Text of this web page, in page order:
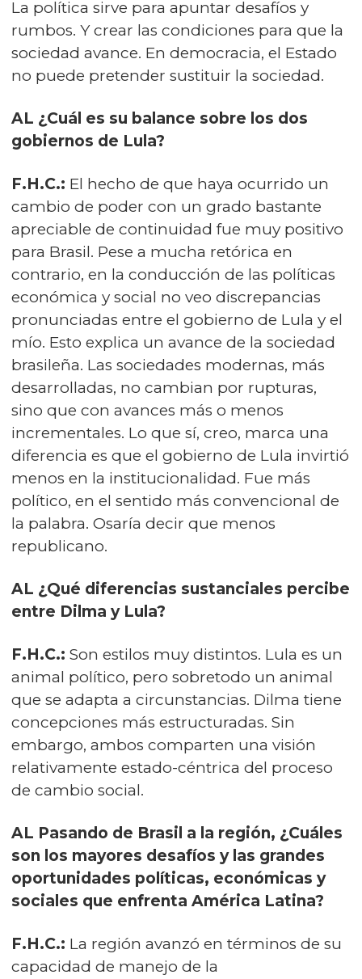
La política sirve para apuntar desafíos y
rumbos. Y crear las condiciones para que la
sociedad avance. En democracia, el Estado
no puede pretender sustituir la sociedad.
AL ¿Cuál es su balance sobre los dos
gobiernos de Lula?
F.H.C.: El hecho de que haya ocurrido un
cambio de poder con un grado bastante
apreciable de continuidad fue muy positivo
para Brasil. Pese a mucha retórica en
contrario, en la conducción de las políticas
económica y social no veo discrepancias
pronunciadas entre el gobierno de Lula y el
mío. Esto explica un avance de la sociedad
brasileña. Las sociedades modernas, más
desarrolladas, no cambian por rupturas,
sino que con avances más o menos
incrementales. Lo que sí, creo, marca una
diferencia es que el gobierno de Lula invirtió
menos en la institucionalidad. Fue más
político, en el sentido más convencional de
la palabra. Osaría decir que menos
republicano.
AL ¿Qué diferencias sustanciales percibe
entre Dilma y Lula?
F.H.C.: Son estilos muy distintos. Lula es un
animal político, pero sobretodo un animal
que se adapta a circunstancias. Dilma tiene
concepciones más estructuradas. Sin
embargo, ambos comparten una visión
relativamente estado-céntrica del proceso
de cambio social.
AL Pasando de Brasil a la región, ¿Cuáles
son los mayores desafíos y las grandes
oportunidades políticas, económicas y
sociales que enfrenta América Latina?
F.H.C.: La región avanzó en términos de su
capacidad de manejo de la